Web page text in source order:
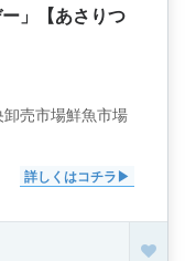
」【あさりつ
売市場鮮魚市場
詳しくはコチラ